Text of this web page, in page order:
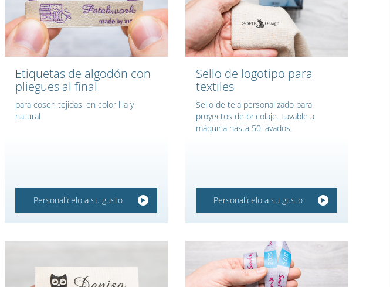
Etiquetas de algodón con
pliegues al final
para coser, tejidas, en color lila y
natural
Personalícelo a su gusto
Sello de logotipo para
textiles
Sello de tela personalizado para
proyectos de bricolaje. Lavable a
máquina hasta 50 lavados.
Personalícelo a su gusto